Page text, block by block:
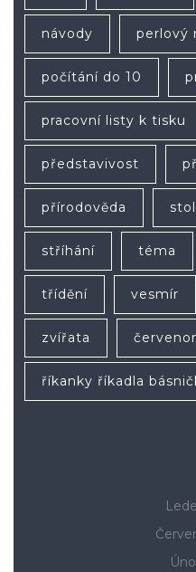
návody perlový
počítání do 10
pracovní listy k tisku
představivost
přírodověda
stříhání téma
třídění vesmír
zvířata
říkanky říkadla